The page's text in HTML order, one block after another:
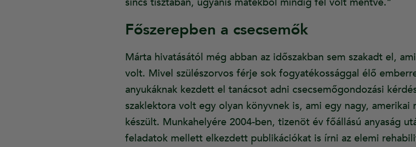
Főszerepben a csecsemők
Márta hivatásától még abban az időszakban sem szakadt el,
volt. Mivel szülészorvos férje sok fogyatékossággal élő
anyukáknak kezdett el tanácsot adni csecsemőgondozási
szaklektora volt egy olyan könyvnek is, ami egy nagy, amerikai
készült. Munkahelyére 2004-ben, tizenöt év főállású anyaság
feladatok mellett elkezdett publikációkat is írni az elemi